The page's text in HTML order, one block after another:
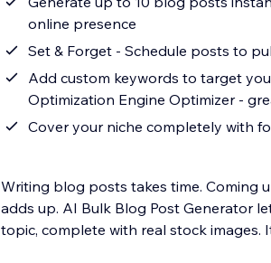
online presence
Set & Forget - Schedule posts to
Add custom keywords to target
Optimization Engine Optimizer -
Cover your niche completely with
Writing blog posts takes time. Coming
adds up. AI Bulk Blog Post Generator
topic, complete with real stock images.